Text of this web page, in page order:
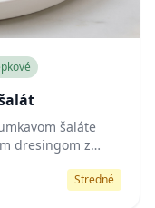
šaláte
dresingom z
Stredné